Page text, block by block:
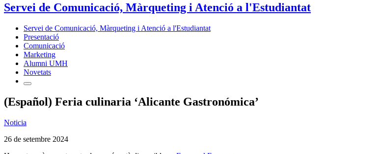
Servei de Comunicació, Màrqueting i Atenció a l'Estudiantat
Servei de Comunicació, Màrqueting i Atenció a l'Estudiantat
Presentació
Comunicació
Marketing
Alumni UMH
Novetats
(Español) Feria culinaria ‘Alicante Gastronómica’
Noticia
26 de setembre 2024